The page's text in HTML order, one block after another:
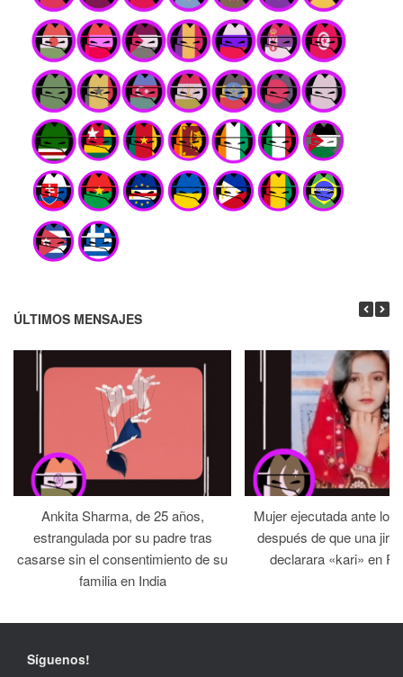
ÚLTIMOS MENSAJES
Ankita Sharma, de 25 años,
estrangulada por su padre tras
casarse sin el consentimiento de su
familia en India
Mujer ejecutada ante los
después de que una
declarara «kari» en
Síguenos!